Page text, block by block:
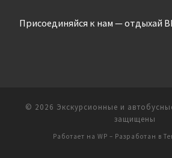
Присоединяйся к нам — отдыхай
© 2026 Экскурсионные и
защищены
Работает на WP – Разработан в